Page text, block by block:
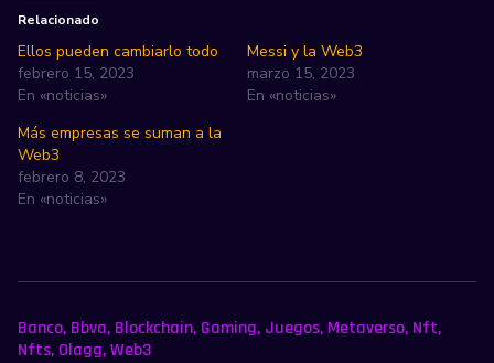
Relacionado
Ellos pueden cambiarlo todo
febrero 15, 2023
En «noticias»
Messi y la Web3
marzo 15, 2023
En «noticias»
Más empresas se suman a la
Web3
febrero 8, 2023
En «noticias»
Banco, Bbva, Blockchain, Gaming, Juegos, Metaverso, Nft,
Nfts, Olagg,Web3